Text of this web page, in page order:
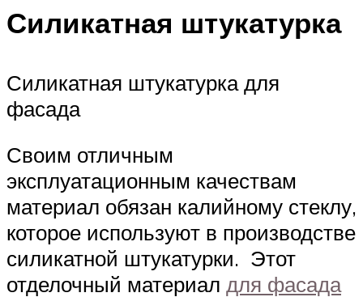
Силикатная штукатурка
Силикатная штукатурка для
фасада
Своим отличным
эксплуатационным качествам
материал обязан калийному стеклу,
которое используют в производстве
силикатной штукатурки. Этот
отделочный материал для фасада